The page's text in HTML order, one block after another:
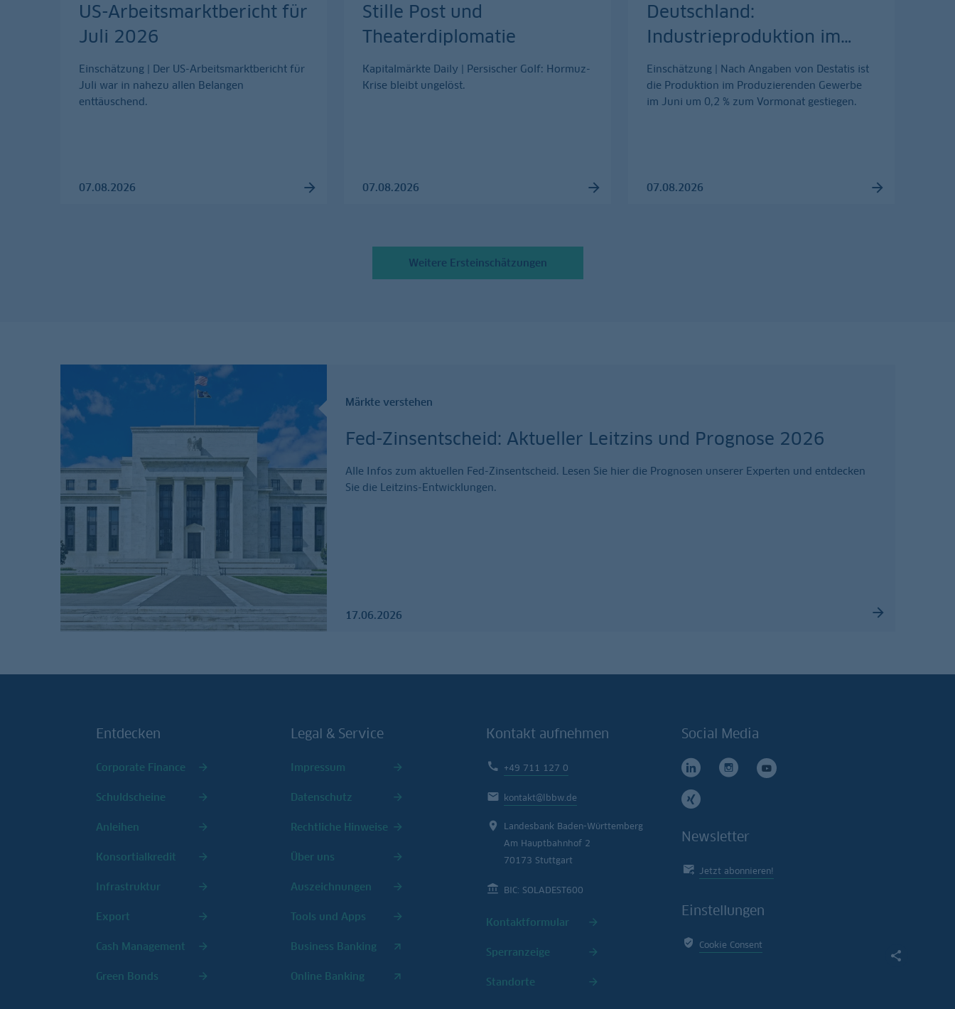
US-Arbeitsmarktbericht für
Juli 2026
Einschätzung | Der US-Arbeitsmarktbericht für
Juli war in nahezu allen Belangen
enttäuschend.
07.08.2026
Stille Post und
Theaterdiplomatie
Kapitalmärkte Daily | Persischer Golf: Hormuz-
Krise bleibt ungelöst.
07.08.2026
Deutschland:
Industrieproduktion im…
Einschätzung | Nach Angaben von Destatis ist
die Produktion im Produzierenden Gewerbe
im Juni um 0,2 % zum Vormonat gestiegen.
07.08.2026
Weitere Ersteinschätzungen
Märkte verstehen
Fed-Zinsentscheid: Aktueller Leitzins und Prognose 2026
Alle Infos zum aktuellen Fed-Zinsentscheid. Lesen Sie hier die Prognosen unserer Experten und entdecken
Sie die Leitzins-Entwicklungen.
17.06.2026
Entdecken
Corporate Finance
Schuldscheine
Anleihen
Konsortialkredit
Infrastruktur
Export
Cash Management
Green Bonds
Legal & Service
Impressum
Datenschutz
Rechtliche Hinweise
Über uns
Auszeichnungen
Tools und Apps
Business Banking
Online Banking
Kontakt aufnehmen
+49 711 127 0
kontakt@lbbw.de
Landesbank Baden-Württemberg
Am Hauptbahnhof 2
70173 Stuttgart
BIC: SOLADEST600
Kontaktformular
Sperranzeige
Standorte
Social Media
Newsletter
Jetzt abonnieren!
Einstellungen
Cookie Consent